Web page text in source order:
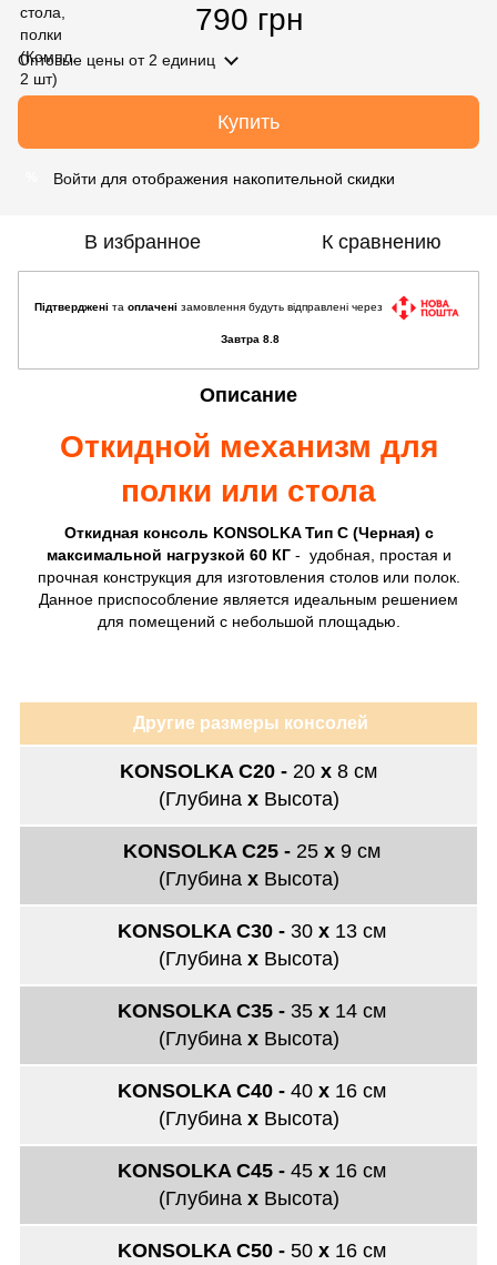
790 грн
Оптовые цены от 2 единиц
Купить
Войти для отображения накопительной скидки
В избранное К сравнению
Підтверджені та оплачені замовлення будуть відправлені через
Завтра 8.8
Описание
Откидной механизм для
полки или стола
Откидная консоль KONSOLKA Тип C (Черная) с
максимальной нагрузкой 60 КГ- удобная, простая и
прочная конструкция для изготовления столов или полок.
Данное приспособление является идеальным решением
для помещений с небольшой площадью.
Другие размеры консолей
KONSOLKA C20 - 20 х 8 см
(Глубина х Высота)
KONSOLKA C25 - 25 х 9 см
(Глубина х Высота)
KONSOLKA C30 - 30 х 13 см
(Глубина х Высота)
KONSOLKA C35 - 35 х 14 см
(Глубина х Высота)
KONSOLKA C40 - 40 х 16 см
(Глубина х Высота)
KONSOLKA C45 - 45 х 16 см
(Глубина х Высота)
KONSOLKA C50 - 50 х 16 см